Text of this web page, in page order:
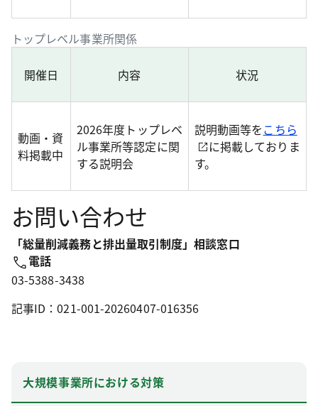
トップレベル事業所関係
開催日 内容 状況
動画・資
料掲載中
2026年度トップレベ
ル事業所等認定に関
する説明会
説明動画等をこちら
に掲載しておりま
す。
お問い合わせ
「総量削減義務と排出量取引制度」相談窓口
電話
03-5388-3438
記事ID：021-001-20260407-016356
大規模事業所における対策